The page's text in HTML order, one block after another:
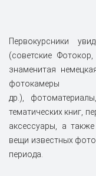
Первокурсники
(советские
знаменитая
др.),
тематических книг,
аксессуары, а
вещи известных
периода.